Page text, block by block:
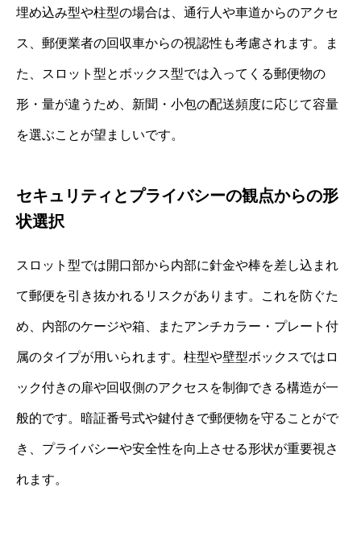
埋め込み型や柱型の場合は、通行人や車道からのアクセ
ス、郵便業者の回収車からの視認性も考慮されます。ま
た、スロット型とボックス型では入ってくる郵便物の
形・量が違うため、新聞・小包の配送頻度に応じて容量
を選ぶことが望ましいです。
セキュリティとプライバシーの観点からの形
状選択
スロット型では開口部から内部に針金や棒を差し込まれ
て郵便を引き抜かれるリスクがあります。これを防ぐた
め、内部のケージや箱、またアンチカラー・プレート付
属のタイプが用いられます。柱型や壁型ボックスではロ
ック付きの扉や回収側のアクセスを制御できる構造が一
般的です。暗証番号式や鍵付きで郵便物を守ることがで
き、プライバシーや安全性を向上させる形状が重要視さ
れます。